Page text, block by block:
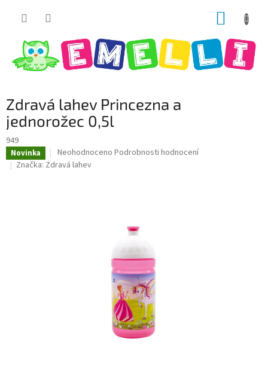
Zdravá lahev Princezna a
jednorožec 0,5l
949
Novinka
Průměrné
hodnocení
Neohodnoceno Podrobnosti hodnocení
Značka: Zdravá lahev